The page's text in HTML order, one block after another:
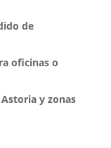
de
oficinas o
y zonas